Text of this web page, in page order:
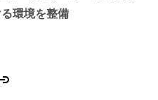
環境を整備